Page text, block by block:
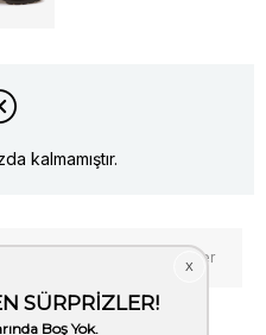
kalmamıştır.
Fiyat Düşünce Haber Ver